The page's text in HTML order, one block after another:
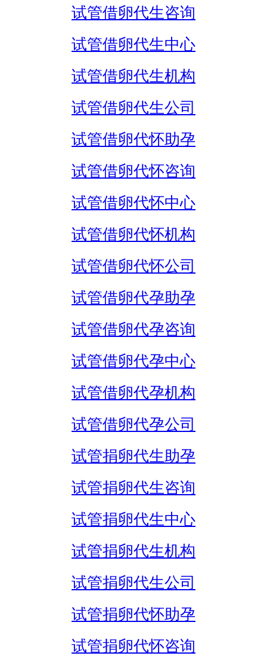
试管借卵代生咨询
试管借卵代生中心
试管借卵代生机构
试管借卵代生公司
试管借卵代怀助孕
试管借卵代怀咨询
试管借卵代怀中心
试管借卵代怀机构
试管借卵代怀公司
试管借卵代孕助孕
试管借卵代孕咨询
试管借卵代孕中心
试管借卵代孕机构
试管借卵代孕公司
试管捐卵代生助孕
试管捐卵代生咨询
试管捐卵代生中心
试管捐卵代生机构
试管捐卵代生公司
试管捐卵代怀助孕
试管捐卵代怀咨询